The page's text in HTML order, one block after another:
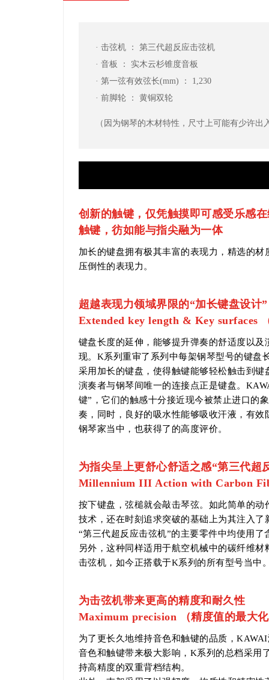
· 击弦机 ： 第三代超反应击弦机
· 音板 ： 实木云杉锥度音板
· 第一弦有效弦长(mm) ： 1,230
· 前脚轮 ： 黄铜双轮
（因为钢琴的木材特性，尺寸上可能有少许出
创新的触键，仅凭触摸即可感受乐感
触键，彷如能与指尖融为一体
加长的键盘拥有极其丰富的表现力，精选的
压倒性的表现力。
超越表现力领域界限的“加长键盘设计”
Extended key length & Key surfaces
键盘长度的延伸，能够提升弹奏的舒适度以
现。K系列重审了系列中每架钢琴型号的键盘
采用加长的键盘，使得触键能够轻松触击到
演奏者与钢琴间唯一的连接点正是键盘。
键”，它们的触感十分接近现今被禁止进口的
奏，同时，良好的吸水性能够吸收汗液，有
钢琴家当中，也获得了的高度评价。
为指尖呈上更舒心舒适之感“第三代超
Millennium III Action with Carbon
按下键盘，弦槌就会敲击琴弦。如此简单的
技术，还在时刻追求突破的基础上为其注入了
“第三代超反应击弦机”的主要零件中均使用
另外，这种同样适用于航空机械中的碳纤维
击弦机，如今正搭载于K系列的所有型号当中
为击弦机带来更高的精度和耐久性
Maximum precision （精度值的最大
为了更长久地维持音色和触键的品质，
音色和触键带来极大影响，K系列的总档采用
持高精度的双重背档结构。